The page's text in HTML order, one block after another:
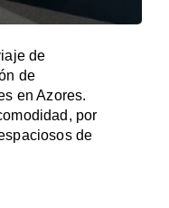
de
de
en Azores.
por
de